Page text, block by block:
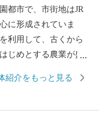
都市で、市街地はJR
に形成されていま
利用して、古くから
じめとする農業が盛
立地しています。 平
紹介をもっと見る